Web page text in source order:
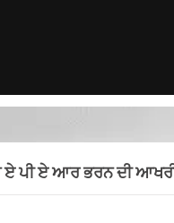
ਪੀ ਏ ਆਰ ਭਰਨ ਦੀ ਆਖਰੀ